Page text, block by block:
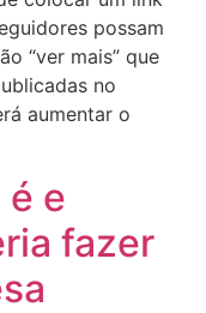
possam
“ver mais” que
no
aumentar o
e
fazer